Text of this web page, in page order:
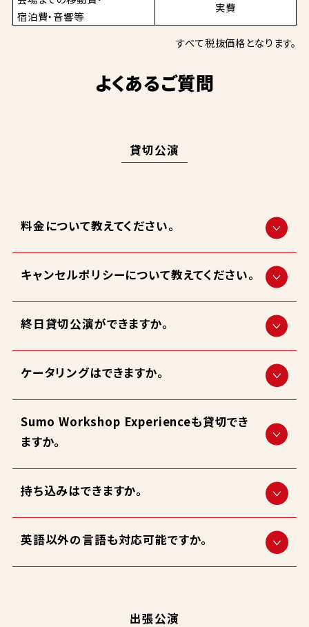
宿泊費・音響等
実費
すべて税抜価格となります。
よくあるご質問
貸切公演
料金について教えてください。
キャンセルポリシーについて教えてください。
終日貸切公演ができますか。
ケータリングはできますか。
Sumo Workshop Experienceも貸切でき
ますか。
持ち込みはできますか。
英語以外の言語も対応可能ですか。
出張公演